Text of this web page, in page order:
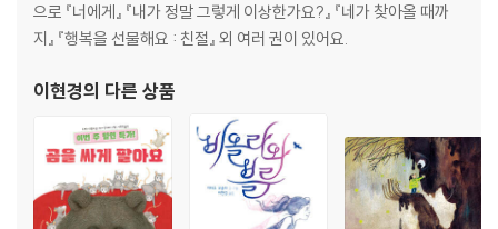
으로 『너에게』 『내가 정말 그렇게 이상한가요?』 『네가 찾아올 때까
지』 『행복을 선물해요 : 친절』 외 여러 권이 있어요.
이현경의 다른 상품